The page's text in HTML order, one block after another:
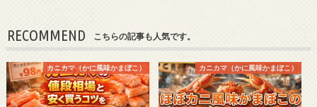
RECOMMEND こちらの記事も人気です。
カニカマ（かに風味かまぼこ） カニカマ（かに風味かまぼこ）